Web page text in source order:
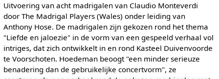
Uitvoering van acht madrigalen van Claudio Monteverdi
door The Madrigal Players (Wales) onder leiding van
Anthony Hose. De madrigalen zijn gekozen rond het thema
"Liefde en jaloezie" in de vorm van een gespeeld verhaal vol
intriges, dat zich ontwikkelt in en rond Kasteel Duivenvoorde
te Voorschoten. Hoedeman beoogt "een minder serieuze
benadering dan de gebruikelijke concertvorm", ze